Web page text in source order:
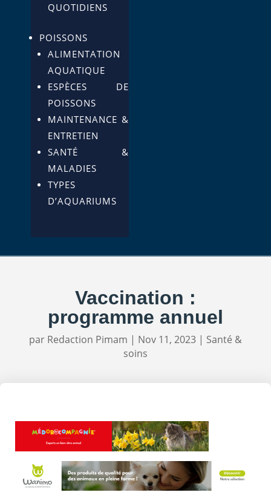
QUOTIDIENS
POISSONS
ALIMENTATION
AQUATIQUE
ESPÈCES DE
POISSONS
MAINTENANCE &
ENTRETIEN
SANTÉ &
MALADIES
TYPES
D’AQUARIUMS
Vaccination :
programme annuel
par Redaction Pimam | Nov 11, 2023| Santé &
soins